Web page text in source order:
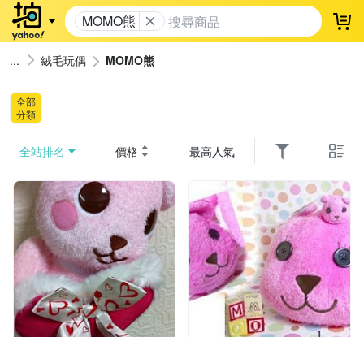
MOMO熊 登
絨毛玩偶 MOMO熊
全部
分類
全站排名 價格 最高人氣